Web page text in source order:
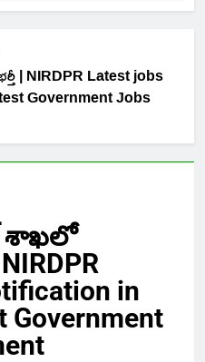
| NIRDPR Latest jobs
Government Jobs
శాఖలో
in
Government